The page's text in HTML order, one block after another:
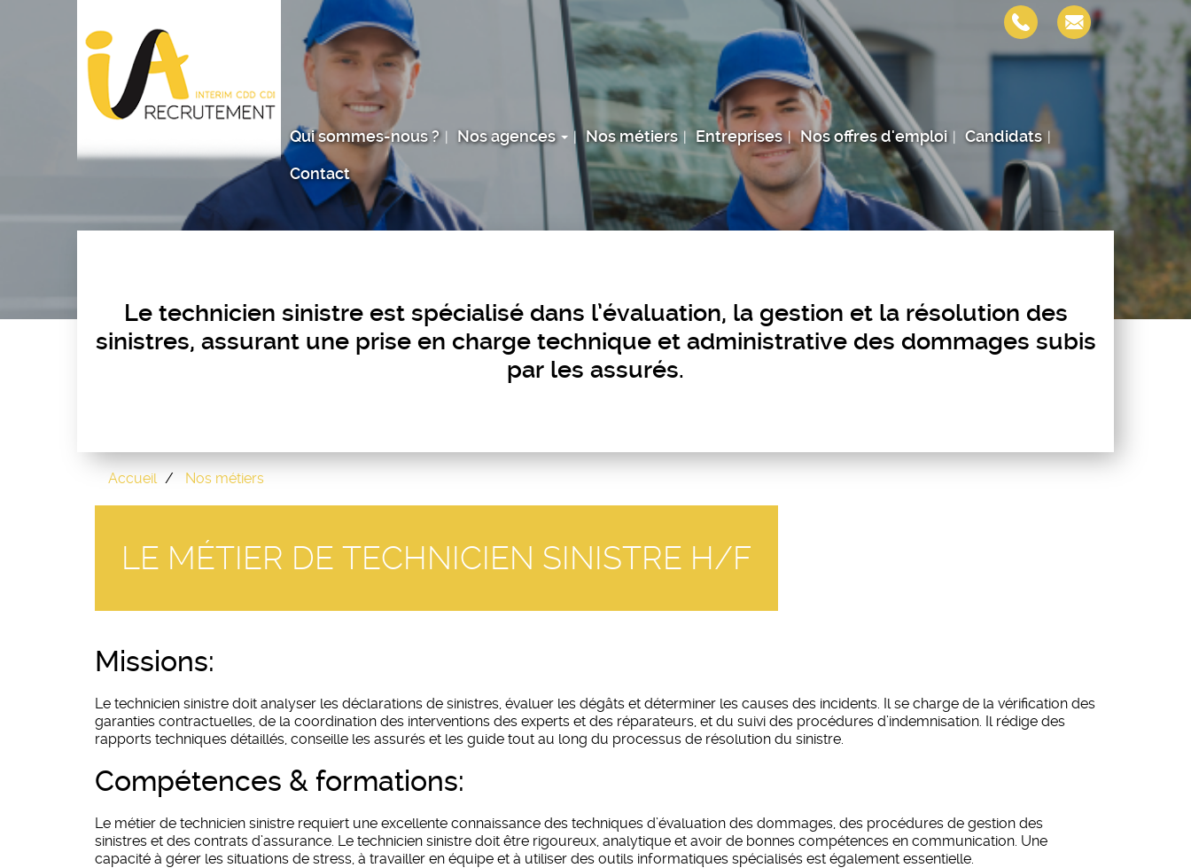
Qui sommes-nous ? Nos agences Nos métiers Entreprises Nos offres d'emploi Candidats
Contact
Le technicien sinistre est spécialisé dans l’évaluation, la gestion et la résolution des
sinistres, assurant une prise en charge technique et administrative des dommages subis
par les assurés.
Accueil Nos métiers
LE MÉTIER DE TECHNICIEN SINISTRE H/F
missions:
Le technicien sinistre doit analyser les déclarations de sinistres, évaluer les dégâts et déterminer les causes des incidents. Il se charge de la vérification des
garanties contractuelles, de la coordination des interventions des experts et des réparateurs, et du suivi des procédures d’indemnisation. Il rédige des
rapports techniques détaillés, conseille les assurés et les guide tout au long du processus de résolution du sinistre.
compétences & formations:
Le métier de technicien sinistre requiert une excellente connaissance des techniques d’évaluation des dommages, des procédures de gestion des
sinistres et des contrats d’assurance. Le technicien sinistre doit être rigoureux, analytique et avoir de bonnes compétences en communication. Une
capacité à gérer les situations de stress, à travailler en équipe et à utiliser des outils informatiques spécialisés est également essentielle.